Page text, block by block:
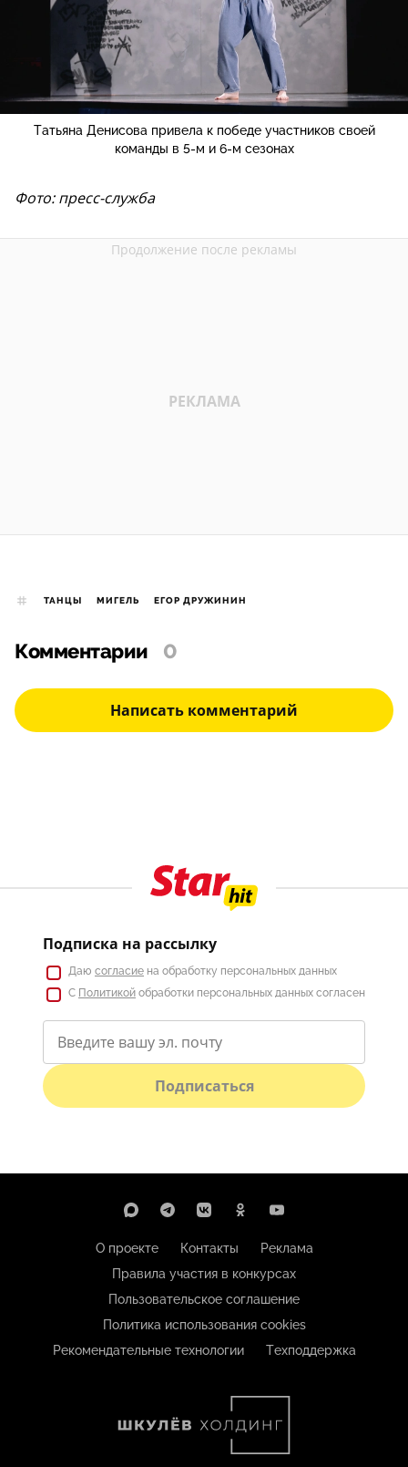
Татьяна Денисова привела к победе участников своей
команды в 5-м и 6-м сезонах
Фото: пресс-служба
ТАНЦЫ МИГЕЛЬ ЕГОР ДРУЖИНИН
Комментарии 0
Написать комментарий
Подписка на рассылку
Даю согласие на обработку персональных данных
С Политикой обработки персональных данных согласен
Подписаться
О проекте Контакты
Реклама
Правила участия в конкурсах
Пользовательское соглашение
Политика использования cookies
Рекомендательные технологии
Техподдержка